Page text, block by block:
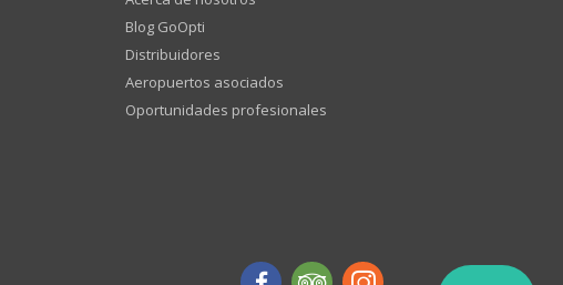
Blog GoOpti
Distribuidores
Aeropuertos asociados
Oportunidades profesionales